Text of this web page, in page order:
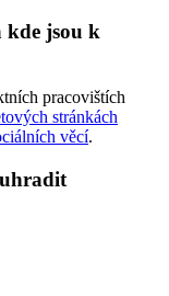
kde jsou k
pracovištích
stránkách
věcí.